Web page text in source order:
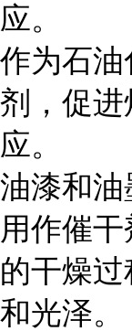
应。
作为石
剂，促进
应。
油漆和油
用作催
的干燥
和光泽。